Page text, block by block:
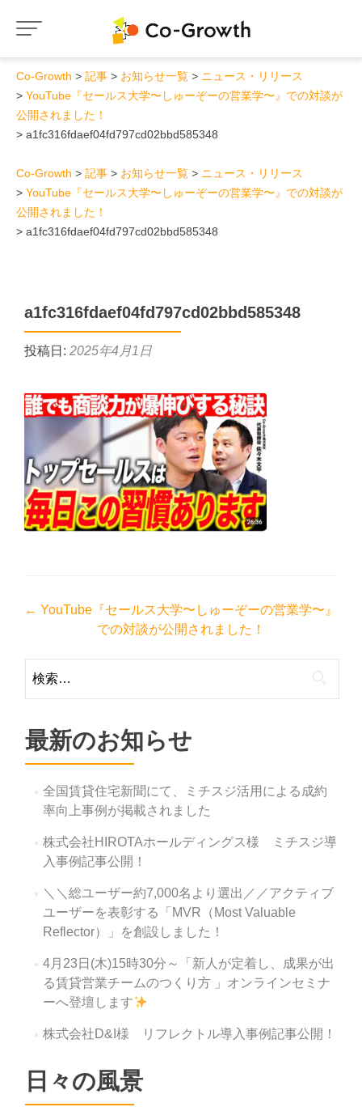
Co-Growth 記事 お知らせ一覧
ニュース・リリース
YouTube『セールス大学〜しゅーぞーの営業学〜』での対談が
公開されました！
a1fc316fdaef04fd797cd02bbd585348
Co-Growth 記事 お知らせ一覧
ニュース・リリース
YouTube『セールス大学〜しゅーぞーの営業学〜』での対談が
公開されました！
a1fc316fdaef04fd797cd02bbd585348
a1fc316fdaef04fd797cd02bbd585348
投稿日: 2025年4月1日
投
ナ
ビ
ー
シ
ョ
ン
← YouTube『セールス大学〜しゅーぞーの営業学〜』
での対談が公開されました！
索:
最新のお知らせ
全国賃貸住宅新聞にて、ミチスジ活用による成約
率向上事例が掲載されました
株式会社HIROTAホールディングス様 ミチスジ導
入事例記事公開！
＼＼総ユーザー約7,000名より選出／／アクティブ
ユーザーを表彰する「MVR（Most Valuable
Reflector）」を創設しました！
4月23日(木)15時30分～「新人が定着し、成果が出
る賃貸営業チームのつくり方 」オンラインセミナ
ーへ登壇します
株式会社D&I様 リフレクトル導入事例記事公開！
日々の風景